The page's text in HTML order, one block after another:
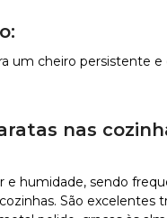
um cheiro persistente
nas
e humidade, sendo
São excelentes